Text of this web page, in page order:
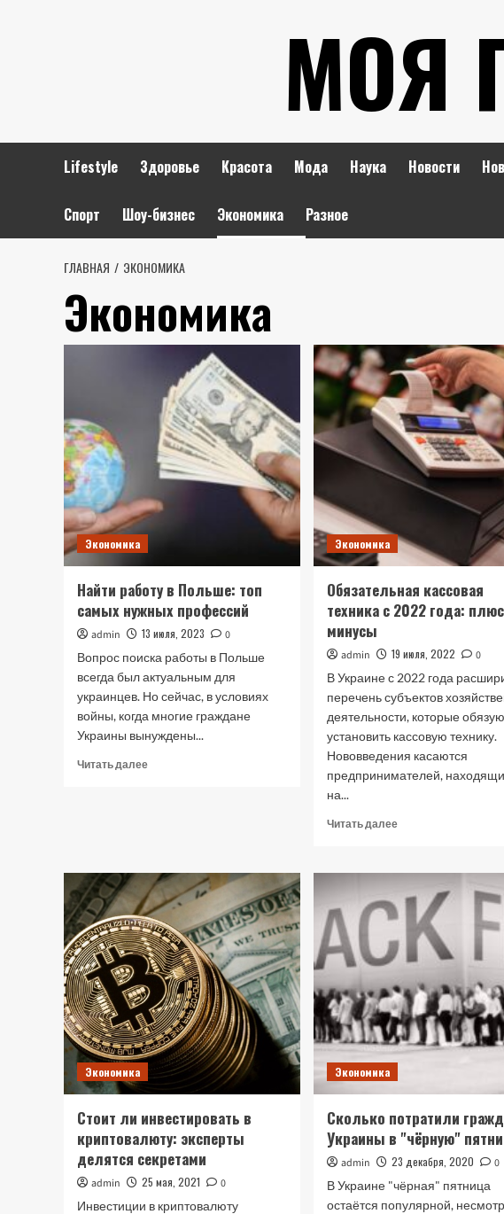
МОЯ
Lifestyle Здоровье Красота Мода Наука Новости
Спорт Шоу-бизнес Экономика Разное
ГЛАВНАЯ ЭКОНОМИКА
Экономика
Экономика
Найти работу в Польше: топ
самых нужных профессий
admin 13 июля, 2023
0
Вопрос поиска работы в Польше
всегда был актуальным для
украинцев. Но сейчас, в условиях
войны, когда многие граждане
Украины вынуждены...
Читать далееПрочитать
топ
самых
нужных
профессий
Экономика
Обязательная кассовая
техника с 2022 года:
минусы
admin 19 июля, 2022
0
В Украине с 2022 года
перечень субъектов
деятельности, которые
установить кассовую технику.
Нововведения касаются
предпринимателей,
на...
Читать далееПрочитать
Обязательная
кассовая
техника
с
2022
года:
и
минусы
Экономика
Стоит ли инвестировать в
криптовалюту: эксперты
делятся секретами
admin 25 мая, 2021
0
Инвестиции в криптовалюту
Экономика
Сколько потратили
Украины в "чёрную"
admin 23 декабря, 2020
0
В Украине "чёрная" пятница
остаётся популярной,